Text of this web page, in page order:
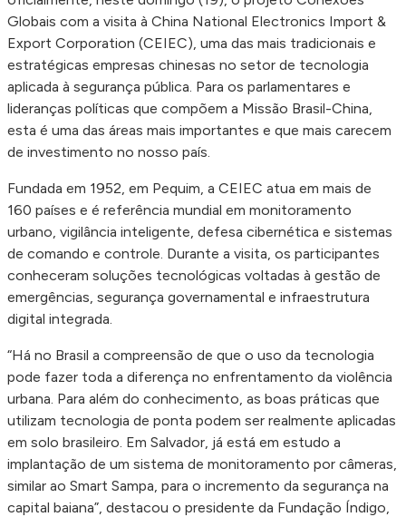
Globais com a visita à China National Electronics Import &
Export Corporation (CEIEC), uma das mais tradicionais e
estratégicas empresas chinesas no setor de tecnologia
aplicada à segurança pública. Para os parlamentares e
lideranças políticas que compõem a Missão Brasil-China,
esta é uma das áreas mais importantes e que mais carecem
de investimento no nosso país.
Fundada em 1952, em Pequim, a CEIEC atua em mais de
160 países e é referência mundial em monitoramento
urbano, vigilância inteligente, defesa cibernética e sistemas
de comando e controle. Durante a visita, os participantes
conheceram soluções tecnológicas voltadas à gestão de
emergências, segurança governamental e infraestrutura
digital integrada.
“Há no Brasil a compreensão de que o uso da tecnologia
pode fazer toda a diferença no enfrentamento da violência
urbana. Para além do conhecimento, as boas práticas que
utilizam tecnologia de ponta podem ser realmente aplicadas
em solo brasileiro. Em Salvador, já está em estudo a
implantação de um sistema de monitoramento por câmeras,
similar ao Smart Sampa, para o incremento da segurança na
capital baiana”, destacou o presidente da Fundação Índigo,